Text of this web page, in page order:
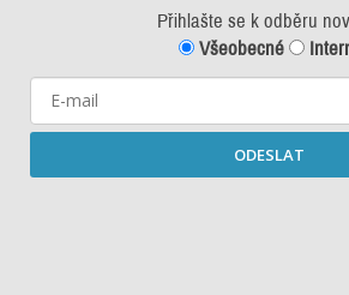
Přihlašte se k odběru
Všeobecné
ODESLAT